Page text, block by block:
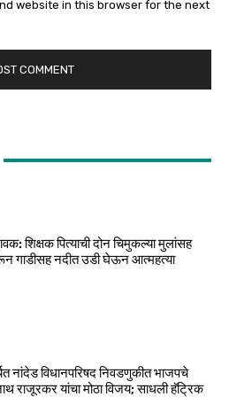
website in this browser for the next
शिक्षक पित्याची दोन चिमुकल्या मुलांसह
गाडीसह नदीत उडी घेऊन आत्महत्या
नांदेड विधानपरिषद निवडणुकीत भाजपचे
राजूरकर यांचा मोठा विजय; साधली हॅट्रिक